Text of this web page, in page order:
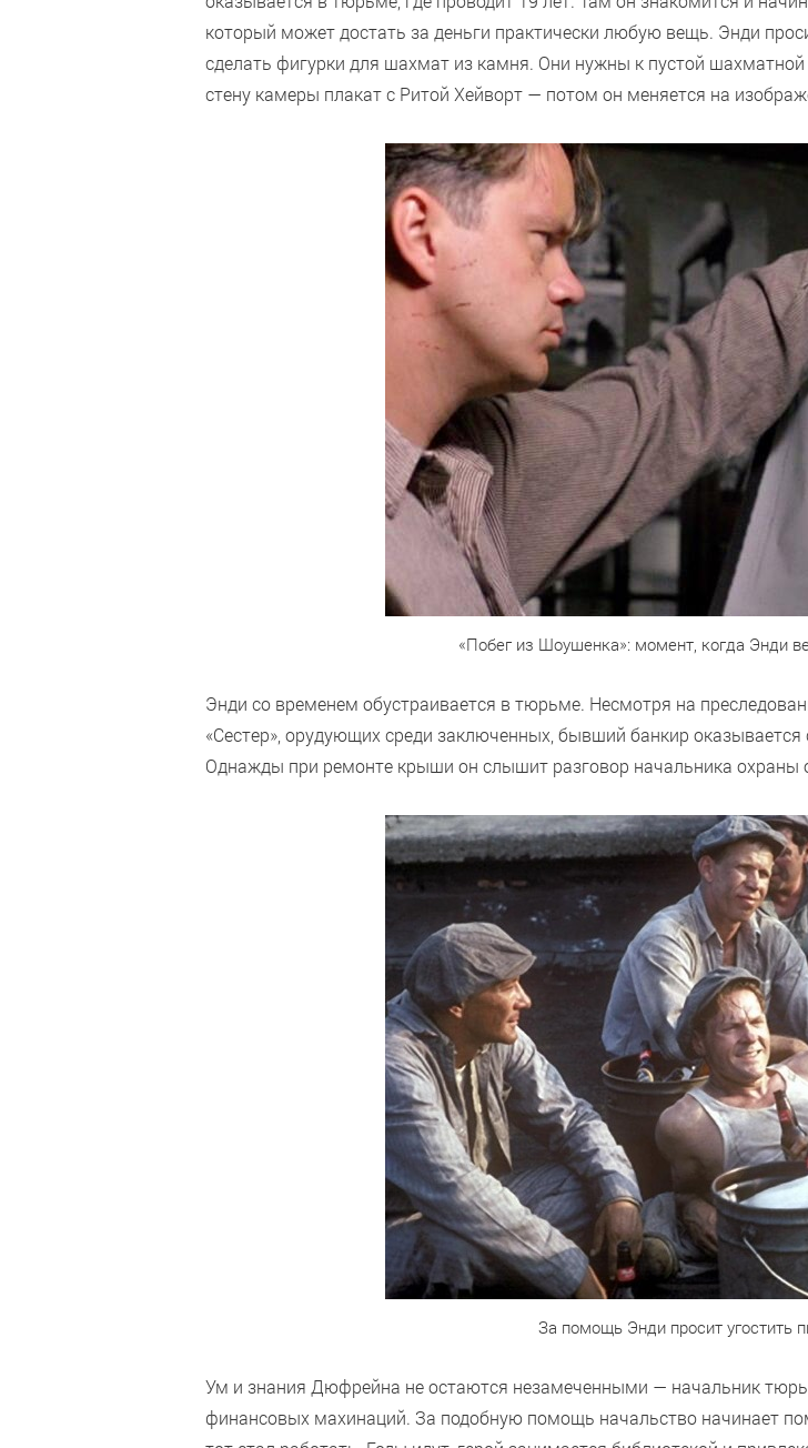
который может достать за деньги практически любую вещь. Энди
сделать фигурки для шахмат из камня. Они нужны к пустой
стену камеры плакат с Ритой Хейворт — потом он меняется на
«Побег из Шоушенка»: момент, когда Энди
Энди со временем обустраивается в тюрьме. Несмотря на
«Сестер», орудующих среди заключенных, бывший банкир
Однажды при ремонте крыши он слышит разговор начальника охраны о
За помощь Энди просит угостить
Ум и знания Дюфрейна не остаются незамеченными — начальник
финансовых махинаций. За подобную помощь начальство начинает